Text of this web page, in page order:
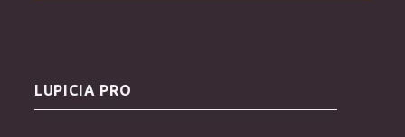
LUPICIA PRO